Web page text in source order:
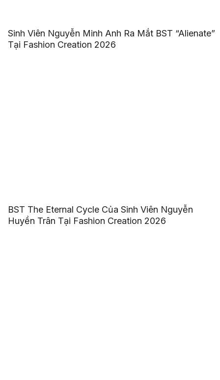
Sinh Viên Nguyễn Minh Anh Ra Mắt BST “Alienate”
Tại Fashion Creation 2026
BST The Eternal Cycle Của Sinh Viên Nguyễn
Huyền Trân Tại Fashion Creation 2026